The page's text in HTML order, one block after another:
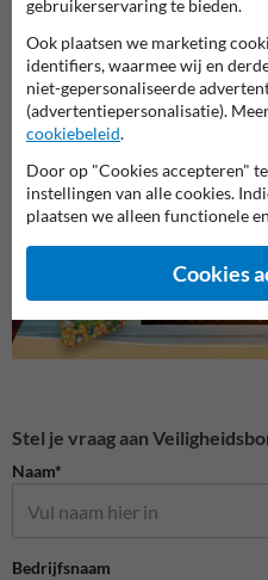
Veiligheidsborden opslag
Stel je vraag aan
Naam*
Bedrijfsnaam
gebruikerservaring te bieden.
Ook plaatsen we marketing
identifiers, waarmee wij en
niet-gepersonaliseerde
(advertentiepersonalisatie).
cookiebeleid.
Door op "Cookies accepteren"
instellingen van alle cookies.
plaatsen we alleen functionele
Cookies